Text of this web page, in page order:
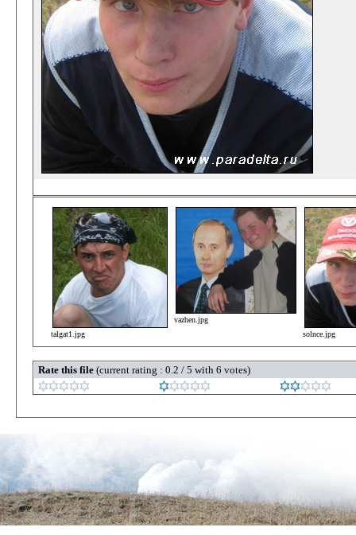
talgat1.jpg
vazhen.jpg
solnce.jpg
Rate this file (current rating : 0.2 / 5 with 6 votes)